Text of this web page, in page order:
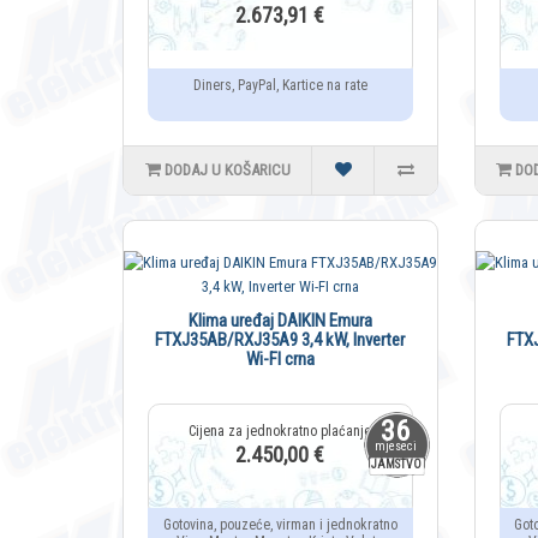
2.673,91 €
Diners, PayPal, Kartice na rate
DODAJ U KOŠARICU
36
mjeseci
JAMSTVO
Klima uređaj DAIKIN Emura
FTXJ35AB/RXJ35A9 3,4 kW, Inverter
Wi-FI crna
2.450,00 €
Gotovina, pouzeće, virman i jednokratno